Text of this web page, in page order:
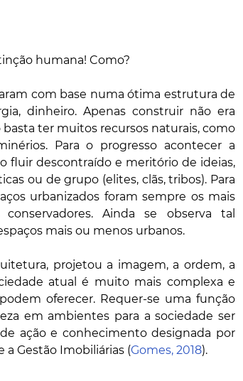
humana! Como?
com base numa ótima estrutura de
dinheiro. Apenas construir não era
ter muitos recursos naturais, como
Para o progresso acontecer a
fluir descontraído e meritório de ideias,
ou de grupo (elites, clãs, tribos). Para
urbanizados foram sempre os mais
Ainda se observa tal
mais ou menos urbanos.
projetou a imagem, a ordem, a
atual é muito mais complexa e
oferecer. Requer-se uma função
em ambientes para a sociedade ser
ação e conhecimento designada por
Gestão Imobiliárias (Gomes, 2018).